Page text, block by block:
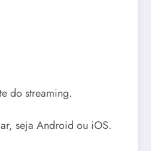
do streaming.
seja Android ou iOS.